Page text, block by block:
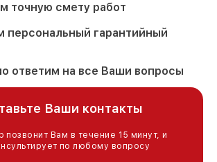
точную смету работ
персональный гарантийный
ответим на все Ваши вопросы
Ваши контакты
Вам в течение 15 минут, и
по любому вопросу